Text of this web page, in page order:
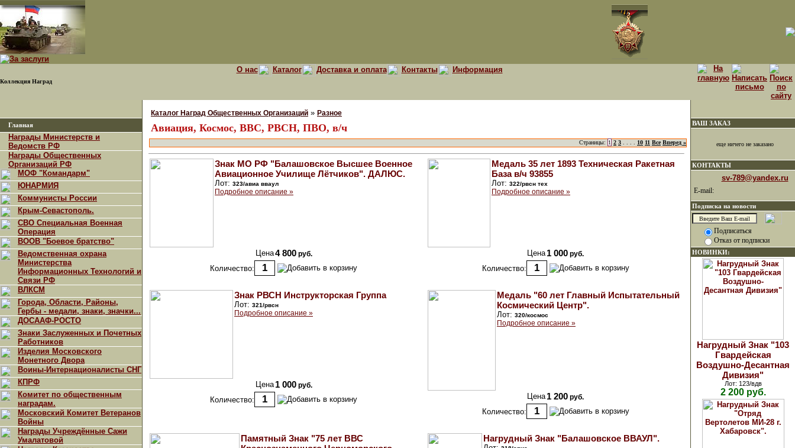
Коллекция Наград
О нас Каталог Доставка и оплата Контакты Информация
Главная
Награды Министерств и
Ведомств РФ
Награды Общественных
Организаций РФ
МОФ "Командарм"
ЮНАРМИЯ
Коммунисты России
Крым-Севастополь.
СВО Специальная Военная
Операция
ВООВ "Боевое братство"
Ведомственная охрана
Министерства
Информационных Технологий и
Связи РФ
ВЛКСМ
Города, Области, Районы,
Гербы - медали, знаки, значки...
ДОСААФ-РОСТО
Знаки Заслуженных и Почетных
Работников
Изделия Московского
Монетного Двора
Воины-Интернационалисты СНГ
КПРФ
Комитет по общественным
наградам.
Московский Комитет Ветеранов
Войны
Награды Учреждённые Сажи
Умалатовой
Каталог Наград Общественных Организаций » Разное
Авиация, Космос, ВВС, РВСН, ПВО, в/ч
Страницы: 1 2 3 10 11 Все Вперед »
Знак МО РФ "Балашовское Высшее Военное
Авиационное Училище Лётчиков". ДАЛЮС.
Лот: 323/авиа вваул
Подробное описание »
Цена4 800 руб.
Количество:
Медаль 35 лет 1893 Техническая Ракетная
База в/ч 93855
Лот: 322/рвсн тех
Подробное описание »
Цена 1 000 руб.
Количество:
Знак РВСН Инструкторская Группа
Лот: 321/рвсн
Подробное описание »
Цена 1 000 руб.
Количество:
Медаль "60 лет Главный Испытательный
Космический Центр".
Лот: 320/космос
Подробное описание »
Цена 1 200 руб.
Количество:
Памятный Знак "75 лет ВВС
Нагрудный Знак "Балашовское ВВАУЛ".
ВАШ ЗАКАЗ
еще ничего не заказано
КОНТАКТЫ
sv-789@yandex.ru
E-mail:
Подписка на новости
Подписаться
Отказ от подписки
НОВИНКИ:
Нагрудный Знак "103
Гвардейская
Воздушно-Десантная
Дивизия"
Лот: 123/вдв
2 200 руб.